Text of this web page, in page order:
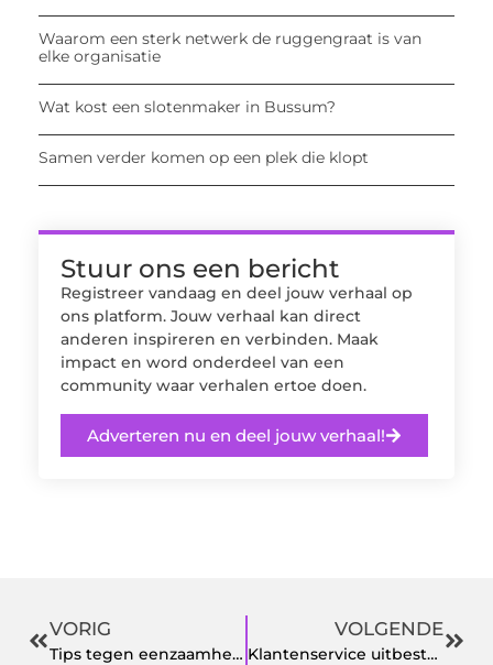
Waarom een sterk netwerk de ruggengraat is van
elke organisatie
Wat kost een slotenmaker in Bussum?
Samen verder komen op een plek die klopt
Stuur ons een bericht
Registreer vandaag en deel jouw verhaal op
ons platform. Jouw verhaal kan direct
anderen inspireren en verbinden. Maak
impact en word onderdeel van een
community waar verhalen ertoe doen.
Adverteren nu en deel jouw verhaal!
VORIG
Tips tegen eenzaamheid na verlies
VOLGENDE
Klantenservice uitbesteden